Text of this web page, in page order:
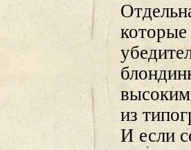
из
И если